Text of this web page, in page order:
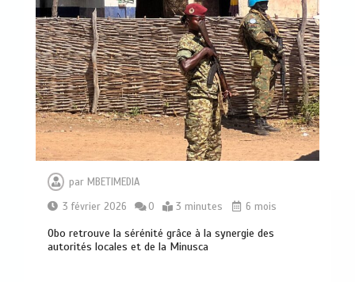
parMBETIMEDIA
3 février 2026
0 3 minutes 6 mois
Obo retrouve la sérénité grâce à la synergie des
autorités locales et de la Minusca